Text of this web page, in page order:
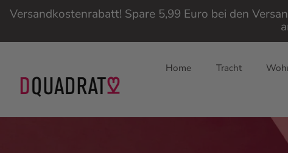
Versandkostenrabatt! Spare 5,99 Euro bei den
Home Tracht